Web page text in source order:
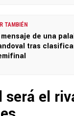
TAMBIÉN
mensaje de una
tras
será el